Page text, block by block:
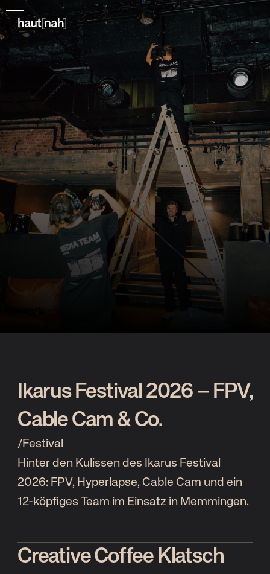
Alle Magazine 20+
Social Media
Produktionen
Unternehmensinsights 2
Ikarus Festival 2026 – FPV,
Cable Cam & Co.
/Festival
Hinter den Kulissen des Ikarus Festival
2026: FPV, Hyperlapse, Cable Cam und ein
12-köpfiges Team im Einsatz in Memmingen.
Creative Coffee Klatsch